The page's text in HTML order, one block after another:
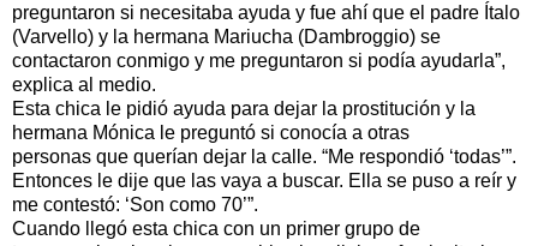
preguntaron si necesitaba ayuda y fue ahí que el padre Ítalo
(Varvello) y la hermana Mariucha (Dambroggio) se
contactaron conmigo y me preguntaron si podía ayudarla”,
explica al medio.
Esta chica le pidió ayuda para dejar la prostitución y la
hermana Mónica le preguntó si conocía a otras
personas que querían dejar la calle. “Me respondió ‘todas’”.
Entonces le dije que las vaya a buscar. Ella se puso a reír y
me contestó: ‘Son como 70’”.
Cuando llegó esta chica con un primer grupo de